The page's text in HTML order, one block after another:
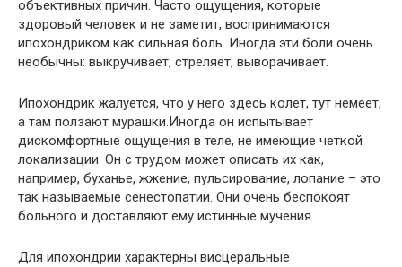
объективных причин. Часто ощущения, которые
здоровый человек и не заметит, воспринимаются
ипохондриком как сильная боль. Иногда эти боли очень
необычны: выкручивает, стреляет, выворачивает.
Ипохондрик жалуется, что у него здесь колет, тут немеет,
а там ползают мурашки.Иногда он испытывает
дискомфортные ощущения в теле, не имеющие четкой
локализации. Он с трудом может описать их как,
например, буханье, жжение, пульсирование, лопание – это
так называемые сенестопатии. Они очень беспокоят
больного и доставляют ему истинные мучения.
Для ипохондрии характерны висцеральные